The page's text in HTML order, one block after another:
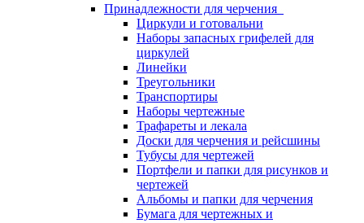
Принадлежности для черчения
Циркули и готовальни
Наборы запасных грифелей для
циркулей
Линейки
Треугольники
Транспортиры
Наборы чертежные
Трафареты и лекала
Доски для черчения и рейсшины
Тубусы для чертежей
Портфели и папки для рисунков и
чертежей
Альбомы и папки для черчения
Бумага для чертежных и